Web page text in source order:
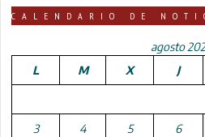
CALENDARIO DE
agosto
L
M X J
3 4 5 6